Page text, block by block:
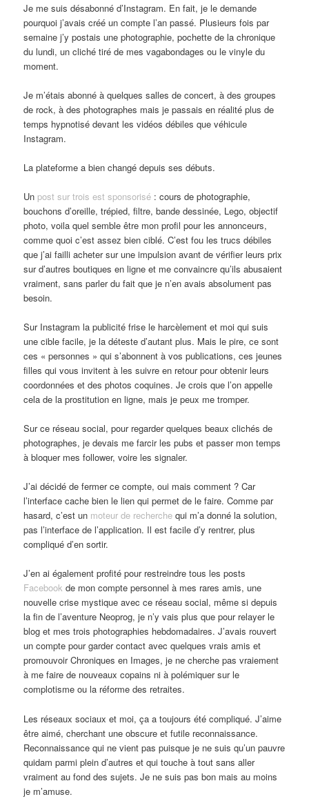
Je me suis désabonné d’Instagram. En fait, je le demande
pourquoi j’avais créé un compte l’an passé. Plusieurs fois par
semaine j’y postais une photographie, pochette de la chronique
du lundi, un cliché tiré de mes vagabondages ou le vinyle du
moment.
Je m’étais abonné à quelques salles de concert, à des groupes
de rock, à des photographes mais je passais en réalité plus de
temps hypnotisé devant les vidéos débiles que véhicule
Instagram.
La plateforme a bien changé depuis ses débuts.
Un post sur trois est sponsorisé : cours de photographie,
bouchons d’oreille, trépied, filtre, bande dessinée, Lego, objectif
photo, voila quel semble être mon profil pour les annonceurs,
comme quoi c’est assez bien ciblé. C’est fou les trucs débiles
que j’ai failli acheter sur une impulsion avant de vérifier leurs prix
sur d’autres boutiques en ligne et me convaincre qu’ils abusaient
vraiment, sans parler du fait que je n’en avais absolument pas
besoin.
Sur Instagram la publicité frise le harcèlement et moi qui suis
une cible facile, je la déteste d’autant plus. Mais le pire, ce sont
ces « personnes » qui s’abonnent à vos publications, ces jeunes
filles qui vous invitent à les suivre en retour pour obtenir leurs
coordonnées et des photos coquines. Je crois que l’on appelle
cela de la prostitution en ligne, mais je peux me tromper.
Sur ce réseau social, pour regarder quelques beaux clichés de
photographes, je devais me farcir les pubs et passer mon temps
à bloquer mes follower, voire les signaler.
J’ai décidé de fermer ce compte, oui mais comment ? Car
l’interface cache bien le lien qui permet de le faire. Comme par
hasard, c’est un moteur de recherche qui m’a donné la solution,
pas l’interface de l’application. Il est facile d’y rentrer, plus
compliqué d’en sortir.
J’en ai également profité pour restreindre tous les posts
Facebook de mon compte personnel à mes rares amis, une
nouvelle crise mystique avec ce réseau social, même si depuis
la fin de l’aventure Neoprog, je n’y vais plus que pour relayer le
blog et mes trois photographies hebdomadaires. J’avais rouvert
un compte pour garder contact avec quelques vrais amis et
promouvoir Chroniques en Images, je ne cherche pas vraiement
à me faire de nouveaux copains ni à polémiquer sur le
complotisme ou la réforme des retraites.
Les réseaux sociaux et moi, ça a toujours été compliqué. J’aime
être aimé, cherchant une obscure et futile reconnaissance.
Reconnaissance qui ne vient pas puisque je ne suis qu’un pauvre
quidam parmi plein d’autres et qui touche à tout sans aller
vraiment au fond des sujets. Je ne suis pas bon mais au moins
je m’amuse.